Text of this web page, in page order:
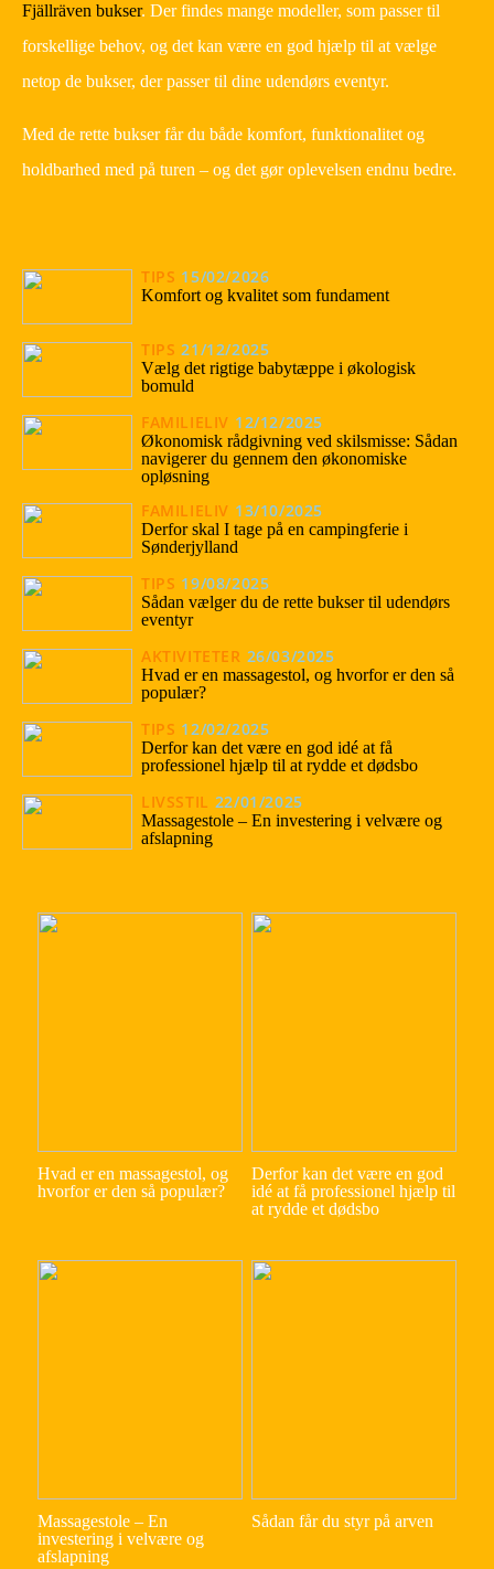
Fjällräven bukser. Der findes mange modeller, som passer til
forskellige behov, og det kan være en god hjælp til at vælge
netop de bukser, der passer til dine udendørs eventyr.
Med de rette bukser får du både komfort, funktionalitet og
holdbarhed med på turen – og det gør oplevelsen endnu bedre.
TIPS 15/02/2026
Komfort og kvalitet som fundament
TIPS 21/12/2025
Vælg det rigtige babytæppe i økologisk
bomuld
FAMILIELIV 12/12/2025
Økonomisk rådgivning ved skilsmisse: Sådan
navigerer du gennem den økonomiske
opløsning
FAMILIELIV 13/10/2025
Derfor skal I tage på en campingferie i
Sønderjylland
TIPS 19/08/2025
Sådan vælger du de rette bukser til udendørs
eventyr
AKTIVITETER 26/03/2025
Hvad er en massagestol, og hvorfor er den så
populær?
TIPS 12/02/2025
Derfor kan det være en god idé at få
professionel hjælp til at rydde et dødsbo
LIVSSTIL 22/01/2025
Massagestole – En investering i velvære og
afslapning
Hvad er en massagestol, og
hvorfor er den så populær?
Derfor kan det være en god
idé at få professionel hjælp til
at rydde et dødsbo
Massagestole – En
investering i velvære og
afslapning
Sådan får du styr på arven